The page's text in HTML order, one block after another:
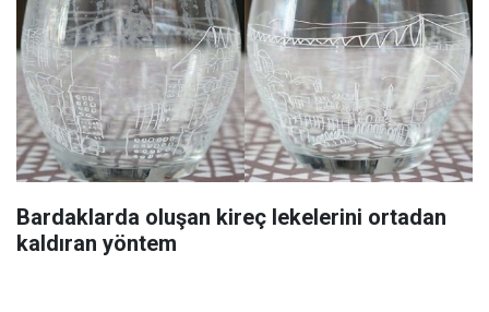
Bardaklarda oluşan kireç lekelerini ortadan
kaldıran yöntem